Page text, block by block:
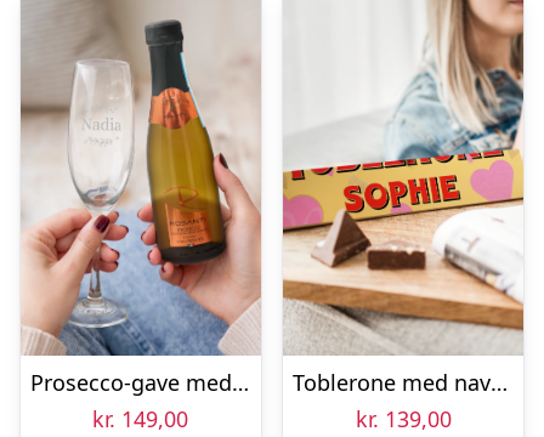
Prosecco-gave med personligt glas – Rosanti – Vino Frizzante – Mini
kr. 149,00
Toblerone med navn og billede i kærlighedstema – 340 gr
kr. 139,00